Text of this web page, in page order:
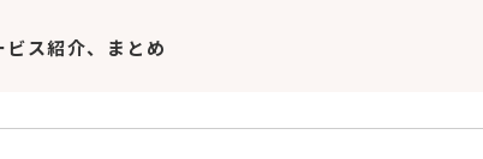
ビス紹介、まとめ